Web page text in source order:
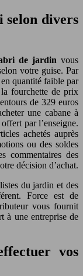
selon divers
de jardin vous
votre guise. Par
quantité faible par
fourchette de prix
de 329 euros
une cabane à
par l’enseigne.
achetés auprès
ou des soldes
commentaires des
décision d’achat.
du jardin et des
Force est de
vous fournit
à une entreprise de
vos